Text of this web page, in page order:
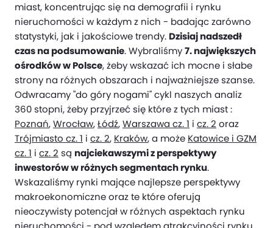
miast, koncentrując się na demografii i rynku
nieruchomości w każdym z nich - badając zarówno
statystyki, jak i jakościowe trendy. Dzisiaj nadszedł
czas na podsumowanie. Wybraliśmy7. największych
ośrodków w Polsce, żeby wskazać ich mocne i słabe
strony na różnych obszarach i najważniejsze szanse.
Odwracamy "do góry nogami" cykl naszych analiz
360 stopni, żeby przyjrzeć się które z tych miast :
Poznań,Wrocław,Łódź,Warszawa cz. 1 i cz. 2 oraz
Trójmiasto cz. 1 i cz. 2, Kraków, a może Katowice i GZM
cz. 1 i cz. 2 są najciekawszymi z perspektywy
inwestorów w różnych segmentach rynku.
Wskazaliśmy rynki mające najlepsze perspektywy
makroekonomiczne oraz te które oferują
nieoczywisty potencjał w różnych aspektach rynku